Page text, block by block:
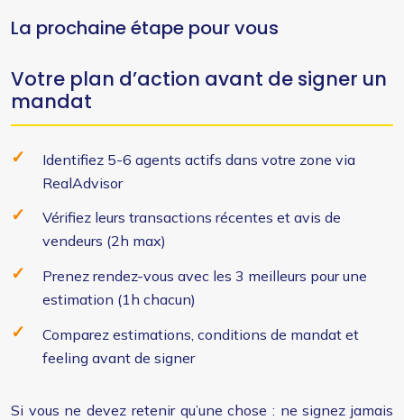
La prochaine étape pour vous
Votre plan d’action avant de signer un
mandat
Identifiez 5-6 agents actifs dans votre zone via
RealAdvisor
Vérifiez leurs transactions récentes et avis de
vendeurs (2h max)
Prenez rendez-vous avec les 3 meilleurs pour une
estimation (1h chacun)
Comparez estimations, conditions de mandat et
feeling avant de signer
Si vous ne devez retenir qu’une chose : ne signez jamais